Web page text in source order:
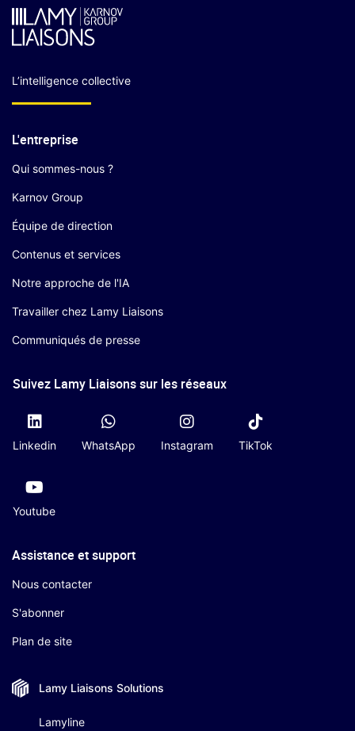
L’intelligence collective
L'entreprise
Qui sommes-nous ?
Karnov Group
Équipe de direction
Contenus et services
Notre approche de l'IA
Travailler chez Lamy Liaisons
Communiqués de presse
Suivez Lamy Liaisons sur les réseaux
Linkedin WhatsApp Instagram TikTok
Youtube
Assistance et support
Nous contacter
S'abonner
Plan de site
Lamy Liaisons Solutions
Lamyline